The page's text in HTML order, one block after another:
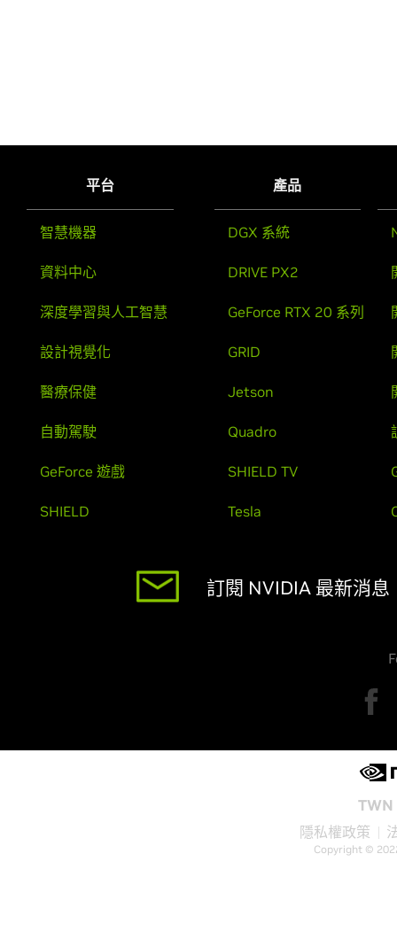
平台
智慧機器
資料中心
深度學習與人工智慧
設計視覺化
醫療保健
自動駕駛
GeForce 遊戲
SHIELD
產品
DGX 系統
DRIVE PX2
GeForce RTX 20 系列
GRID
Jetson
Quadro
SHIELD TV
Tesla
訂閱 NVIDIA 最新消息
隱私權政策
Copyright ©